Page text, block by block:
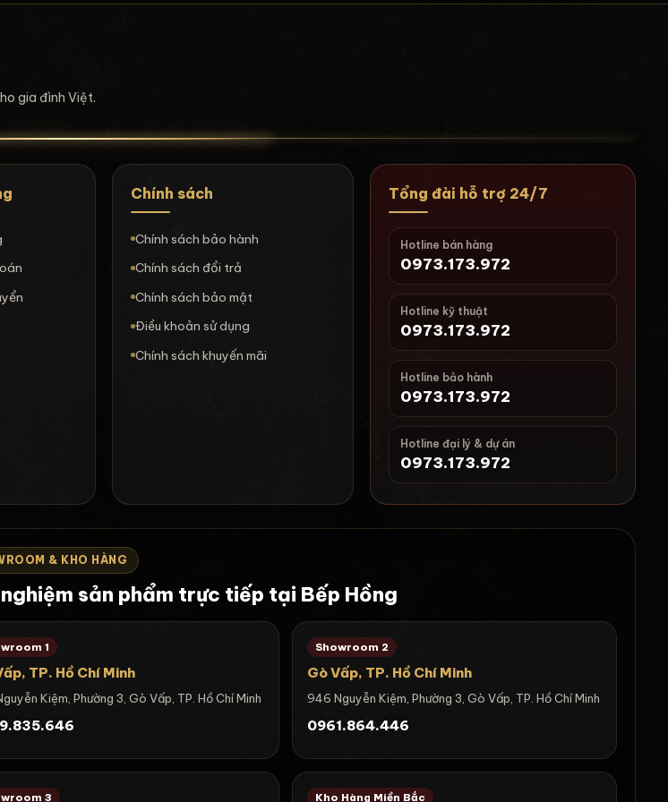
gia đình Việt.
Chính sách
Chính sách bảo hành
Chính sách đổi trả
Chính sách bảo mật
Điều khoản sử dụng
Chính sách khuyến mãi
Tổng đài hỗ trợ 24/7
Hotline bán hàng
0973.173.972
Hotline kỹ thuật
0973.173.972
Hotline bảo hành
0973.173.972
Hotline đại lý & dự án
0973.173.972
& KHO HÀNG
sản phẩm trực tiếp tại Bếp Hồng
1
TP. Hồ Chí Minh
Kiệm, Phường 3, Gò Vấp, TP. Hồ Chí Minh
Showroom 2
Gò Vấp, TP. Hồ Chí Minh
946 Nguyễn Kiệm, Phường 3, Gò Vấp, TP. Hồ Chí Minh
0961.864.446
3 Kho Hàng Miền Bắc